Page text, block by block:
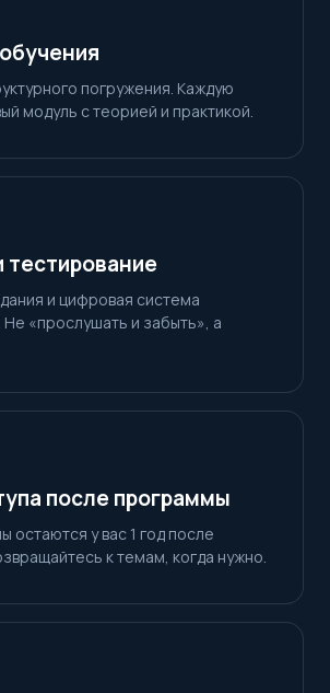
погружения. Каждую
модуль с теорией и практикой.
тестирование
и цифровая система
«прослушать и забыть», а
после программы
остаются у вас 1 год после
к темам, когда нужно.